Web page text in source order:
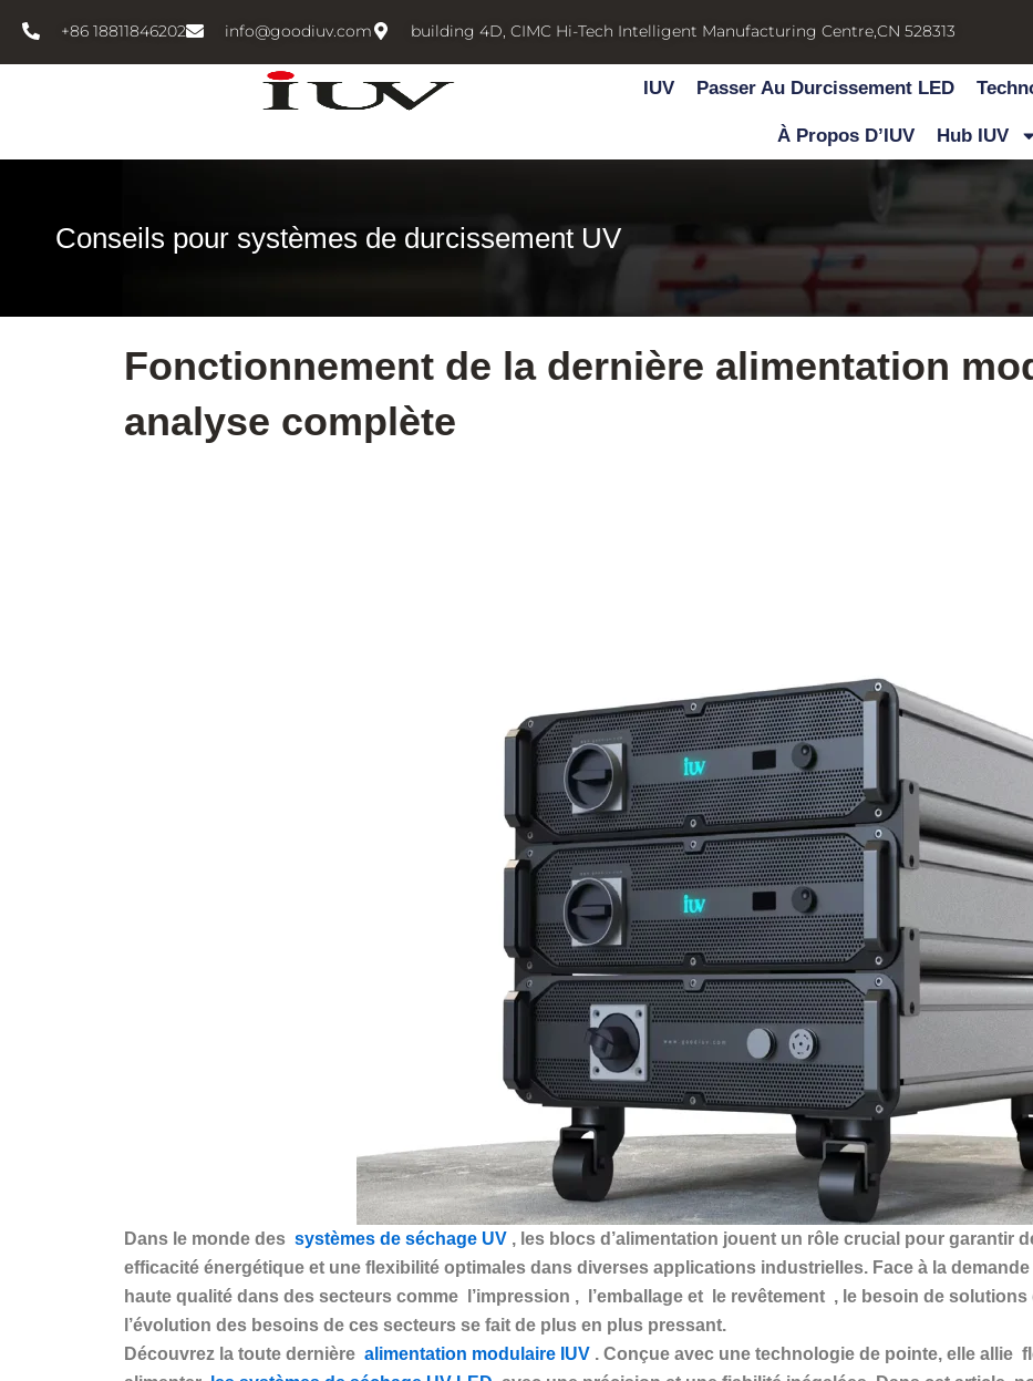
内
+86 18811846202 info@goodiuv.com building 4D, CIMC Hi-Tech Intelligent Manufacturing Centre,CN 528313
IUV Passer Au Durcissement LED
À Propos D’IUV Hub IUV
Conseils pour systèmes de durcissement UV
Fonctionnement de la dernière alimentation
analyse complète
Dans le monde des systèmes de séchage UV , les blocs d’alimentation jouent un rôle crucial pour garantir
efficacité énergétique et une flexibilité optimales dans diverses applications industrielles. Face à la
haute qualité dans des secteurs comme
l’impression , l’emballage et le revêtement , le besoin de solutions
l’évolution des besoins de ces secteurs se fait de plus en plus pressant.
Découvrez la toute dernière alimentation modulaire IUV . Conçue avec une technologie de pointe, elle allie